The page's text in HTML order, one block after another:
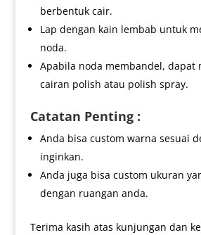
berbentuk cair.
Lap dengan kain lembab untuk
noda.
Apabila noda membandel, dapat
cairan polish atau polish spray.
Catatan Penting :
Anda bisa custom warna sesuai
inginkan.
Anda juga bisa custom ukuran
dengan ruangan anda.
Terima kasih atas kunjungan dan